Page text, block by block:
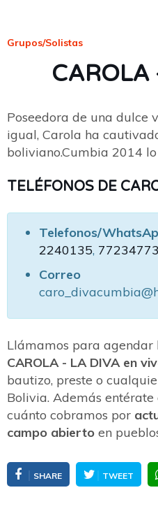
Grupos/Solistas
CAROLA
Poseedora de una dulce
igual, Carola ha
boliviano.Cumbia 2014
TELÉFONOS DE
Telefonos/
2240135, 77234773
Correo
Llámamos para agendar
CAROLA - LA DIVA en
bautizo, preste o
Bolivia. Además
cuánto cobramos por
campo abierto en
SHARE TWEET